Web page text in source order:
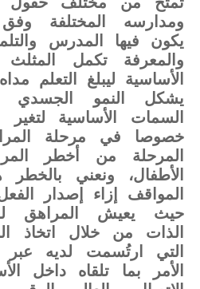
ومدارسه المختلفة
يكون فيها المدرس
والمعرفة تكمل المثلث
الأساسية ليبلغ التعلم
يشكل النمو الجسدي
السمات الأساسية
خصوصا في مرحلة
المرحلة من أخطر
الأطفال، ونعني بالخطر
المواقف إزاء إصدار
حيث يعيش المراهق
الذات من خلال اتخاذ
التي ارتُسمت لديه عبر
الأمر بما تلقاه داخل